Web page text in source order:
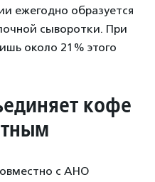
ежегодно образуется
сыворотки. При
около 21% этого
кофе
с АНО